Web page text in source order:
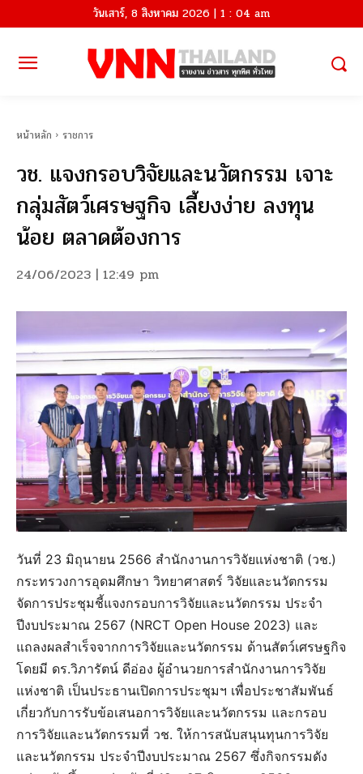
วันเสาร์, 8 สิงหาคม 2026 | 1 : 04 am
หน้าหลัก ราชการ
วช. แจงกรอบวิจัยและนวัตกรรม เจาะ
กลุ่มสัตว์เศรษฐกิจ เลี้ยงง่าย ลงทุน
น้อย ตลาดต้องการ
24/06/2023 | 12:49 pm
วันที่ 23 มิถุนายน 2566 สำนักงานการวิจัยแห่งชาติ (วช.)
กระทรวงการอุดมศึกษา วิทยาศาสตร์ วิจัยและนวัตกรรม
จัดการประชุมชี้แจงกรอบการวิจัยและนวัตกรรม ประจำ
ปีงบประมาณ 2567 (NRCT Open House 2023) และ
แถลงผลสำเร็จจากการวิจัยและนวัตกรรม ด้านสัตว์เศรษฐกิจ
โดยมี ดร.วิภารัตน์ ดีอ่อง ผู้อำนวยการสำนักงานการวิจัย
แห่งชาติ เป็นประธานเปิดการประชุมฯ เพื่อประชาสัมพันธ์
เกี่ยวกับการรับข้อเสนอการวิจัยและนวัตกรรม และกรอบ
การวิจัยและนวัตกรรมที่ วช. ให้การสนับสนุนทุนการวิจัย
และนวัตกรรม ประจำปีงบประมาณ 2567 ซึ่งกิจกรรมดัง